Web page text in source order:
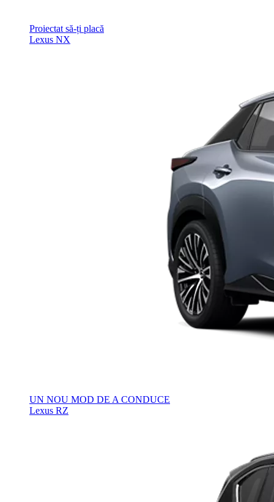
Proiectat să-ți placă
Lexus NX
UN NOU MOD DE A CONDUCE
Lexus RZ